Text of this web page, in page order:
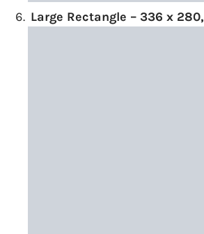
Large Rectangle – 336 x 280,